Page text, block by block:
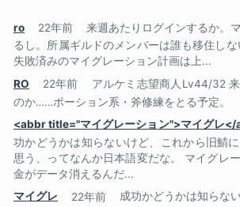
ro 22年前
来週あたりログインするか。
るし。所属ギルドのメンバーは誰も移住し
失敗済みのマイグレーション計画は上...
RO
22年前
アルケミ志望商人Lv44/32
のか……ポーション系・斧修練をとる予定。
<abbr title="マイグレーション">マイグレ
功かどうかは知らないけど、これから旧鯖
思う、ってなんか日本語変だな。 マイグレ
金がデータ消えるんだ...
マイグレ
22年前
成功かどうかは知らな